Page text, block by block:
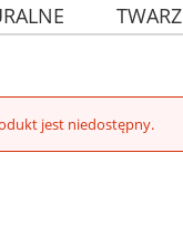
TWARZ
jest niedostępny.